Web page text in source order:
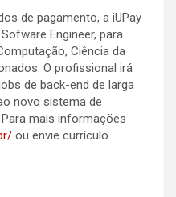
de pagamento, a iUPay
Engineer, para
Ciência da
O profissional irá
de back-end de larga
novo sistema de
mais informações
ou envie currículo